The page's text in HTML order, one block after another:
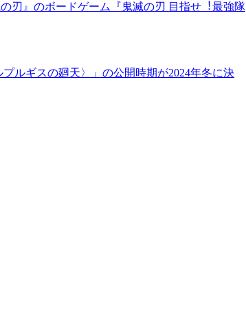
刃』のボードゲーム『鬼滅の刃 目指せ︕最強隊
ルギスの廻天〉」の公開時期が2024年冬に決